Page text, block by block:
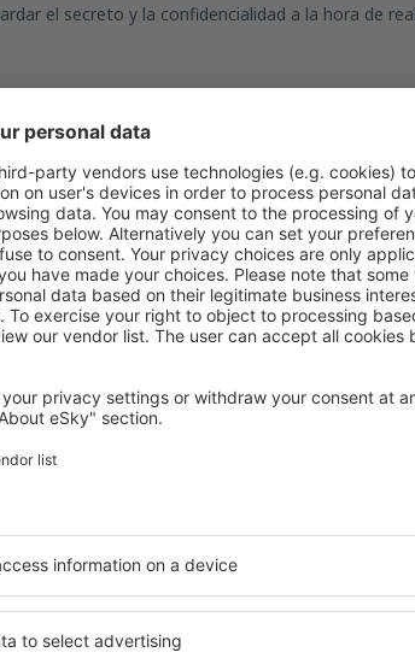
el secreto y la confidencialidad a la hora de
Gawin
siguientes:
a los empleados involucrados en el
presente reglamento y otras disposiciones de la
consejos al respecto;
del RGPD, otras disposiciones de la UE o de sus
de datos personales, incluida la
involucrado en las operaciones del tratamiento y
a efectos de la evaluación de impacto
de control con respecto a cuestiones
sea aplicable, realizar consultas en cualquier
procesará tus datos personales únicamente
contrario a los fines mencionados. El fin del
el responsable del tratamiento quiera